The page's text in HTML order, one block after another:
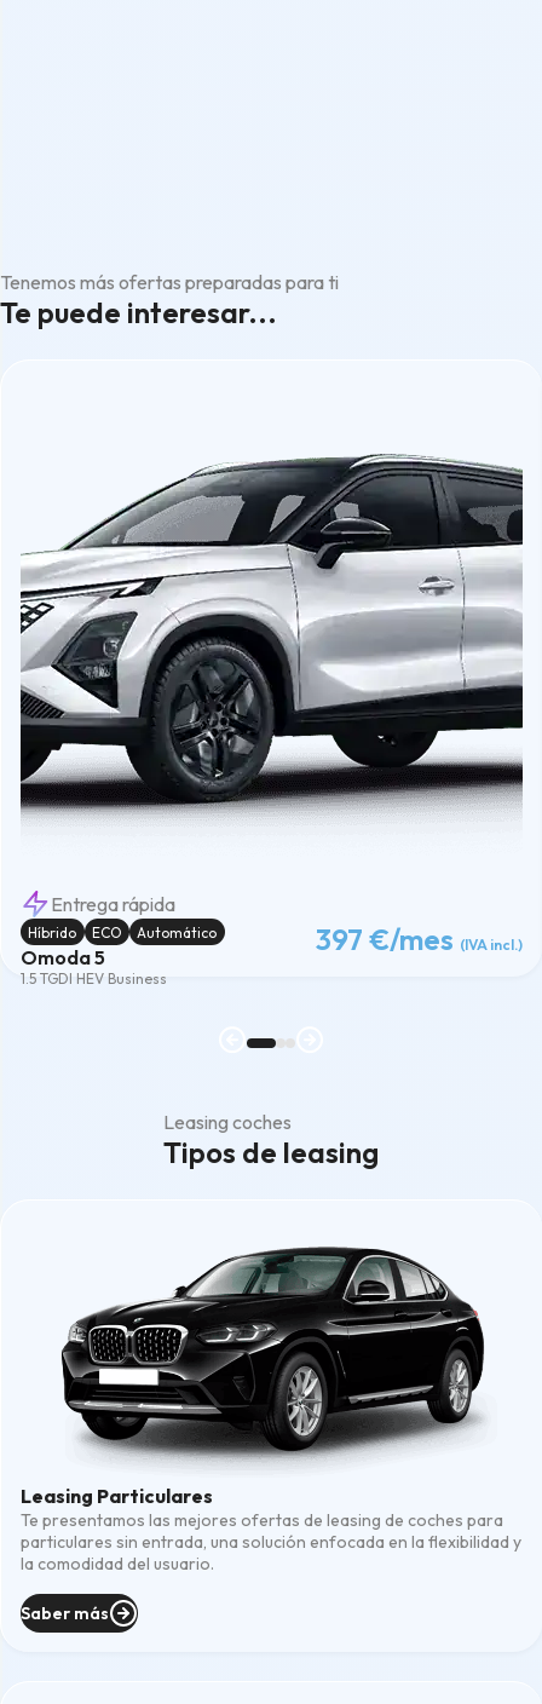
Tenemos más ofertas preparadas para ti
Te puede interesar...
Entrega rápida
Omoda 5
1.5 TGDI HEV Business
397 €/mes (IVA incl.)
Híbrido ECO Automático
Leasing coches
Tipos de leasing
Leasing Particulares
Te presentamos las mejores ofertas de leasing de coches para
particulares sin entrada, una solución enfocada en la flexibilidad y
la comodidad del usuario.
Saber más